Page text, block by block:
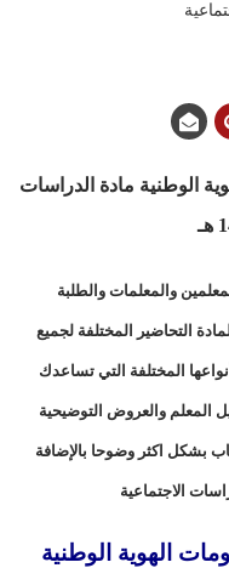
الوطنية مادة الدراسات
والمعلمات والطلبة
التحاضير المختلفة لجميع
المختلفة التي تساعدك
المعلم والعروض التوضيحية
بشكل اكثر وضوحا بالإضافة
الاجتماعية
الهوية الوطنية